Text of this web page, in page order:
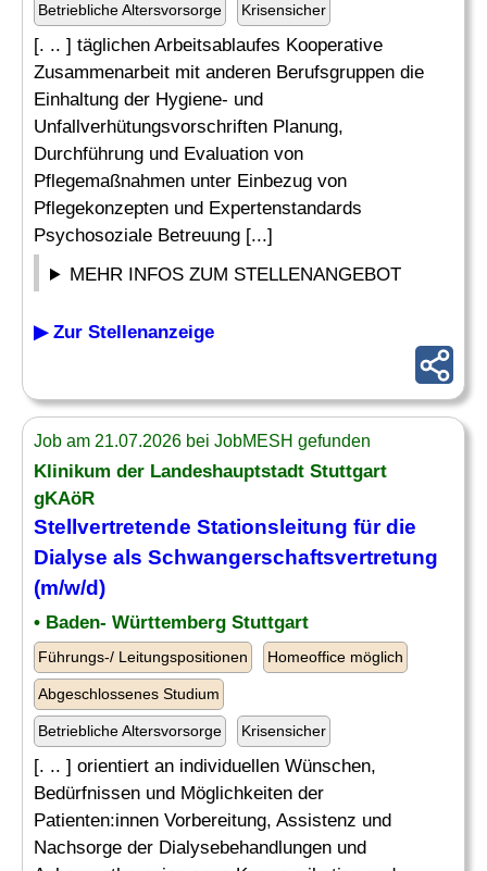
Betriebliche Altersvorsorge Krisensicher
[. .. ] täglichen Arbeitsablaufes Kooperative
Zusammenarbeit mit anderen Berufsgruppen die
Einhaltung der Hygiene- und
Unfallverhütungsvorschriften Planung,
Durchführung und Evaluation von
Pflegemaßnahmen unter Einbezug von
Pflegekonzepten und Expertenstandards
Psychosoziale Betreuung [...]
MEHR INFOS ZUM STELLENANGEBOT
▶ Zur Stellenanzeige
Job am 21.07.2026 bei JobMESH gefunden
Klinikum der Landeshauptstadt Stuttgart
gKAöR
Stellvertretende Stationsleitung für die
Dialyse als Schwangerschaftsvertretung
(m/w/d)
• Baden- Württemberg Stuttgart
Führungs-/ Leitungspositionen Homeoffice möglich
Abgeschlossenes Studium
Betriebliche Altersvorsorge Krisensicher
[. .. ] orientiert an individuellen Wünschen,
Bedürfnissen und Möglichkeiten der
Patienten:innen Vorbereitung, Assistenz und
Nachsorge der Dialysebehandlungen und